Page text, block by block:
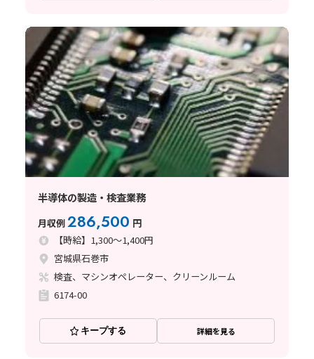
半導体の製造・検査業務
月収例286,500 円
【時給】1,300～1,400円
宮城県石巻市
検査、マシンオペレーター、クリーンルーム
6174-00
キープする 詳細を見る